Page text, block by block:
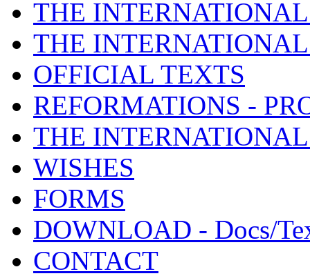
THE
THE
OFFICIAL TEXTS
REFORMATIONS -
THE
WISHES
FORMS
DOWNLOAD - Docs/
CONTACT